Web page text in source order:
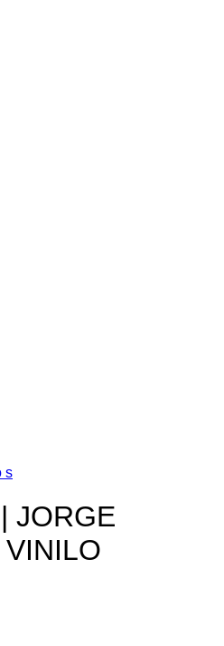
s
JORGE